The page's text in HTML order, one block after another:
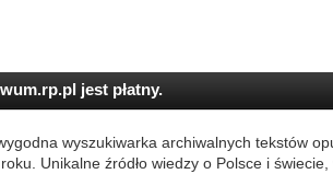
jest płatny.
wyszukiwarka archiwalnych tekstów
Unikalne źródło wiedzy o Polsce i